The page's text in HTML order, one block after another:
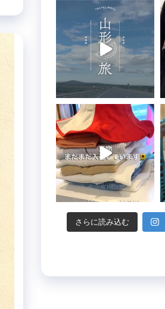
さらに読み込む